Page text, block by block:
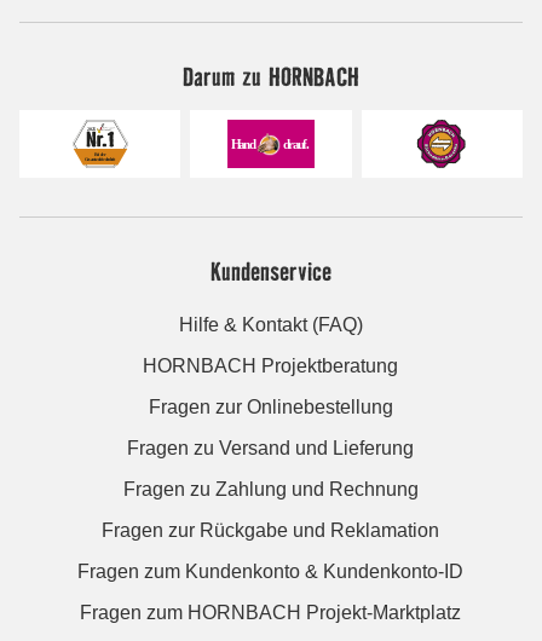
Darum zu HORNBACH
Kundenservice
Hilfe & Kontakt (FAQ)
HORNBACH Projektberatung
Fragen zur Onlinebestellung
Fragen zu Versand und Lieferung
Fragen zu Zahlung und Rechnung
Fragen zur Rückgabe und Reklamation
Fragen zum Kundenkonto & Kundenkonto-ID
Fragen zum HORNBACH Projekt-Marktplatz